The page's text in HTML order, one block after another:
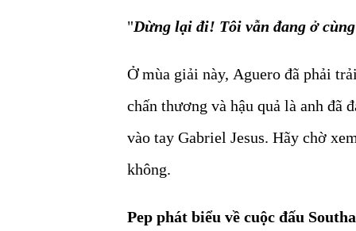
"Dừng lại đi! Tôi vẫn đang ở
Ở mùa giải này, Aguero đã phải
chấn thương và hậu quả là anh đã
vào tay Gabriel Jesus. Hãy chờ
không.
Pep phát biểu về cuộc đấu